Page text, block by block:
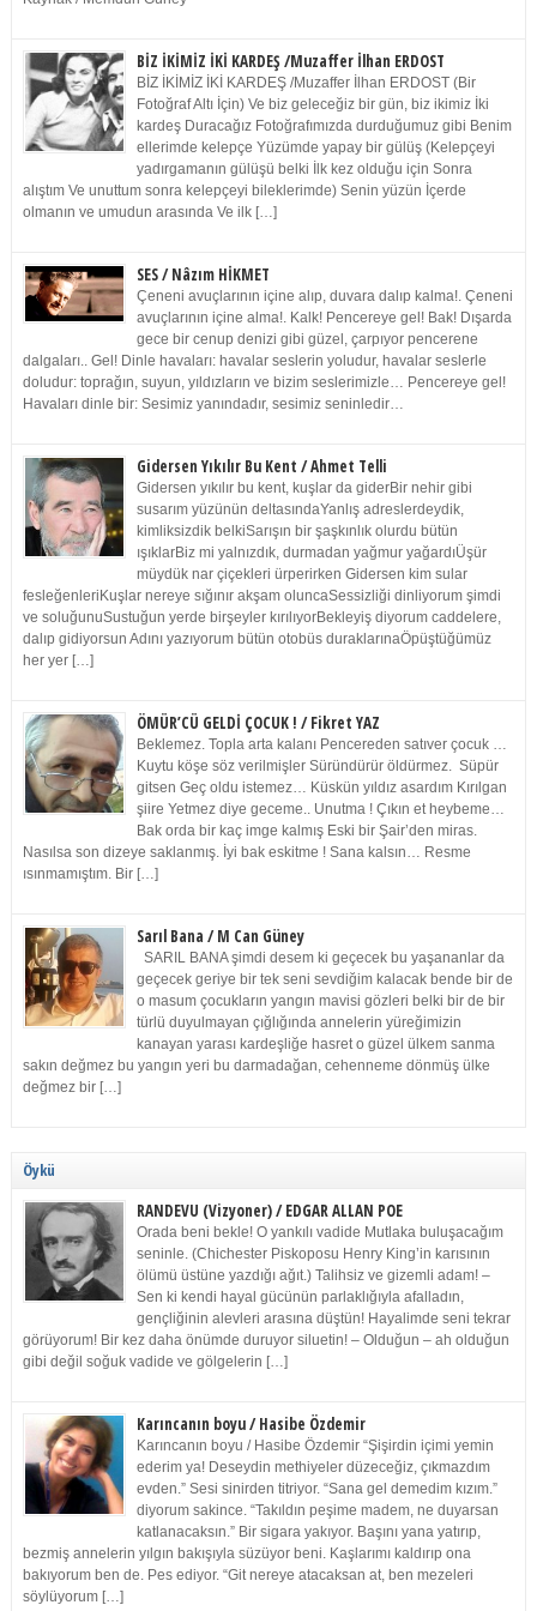
BİZ İKİMİZ İKİ KARDEŞ /Muzaffer İlhan ERDOST
BİZ İKİMİZ İKİ KARDEŞ /Muzaffer İlhan ERDOST (Bir
Fotoğraf Altı İçin) Ve biz geleceğiz bir gün, biz ikimiz İki
kardeş Duracağız Fotoğrafımızda durduğumuz gibi Benim
ellerimde kelepçe Yüzümde yapay bir gülüş (Kelepçeyi
yadırgamanın gülüşü belki İlk kez olduğu için Sonra
alıştım Ve unuttum sonra kelepçeyi bileklerimde) Senin yüzün İçerde
olmanın ve umudun arasında Ve ilk […]
SES / Nâzım HİKMET
Çeneni avuçlarının içine alıp, duvara dalıp kalma!. Çeneni
avuçlarının içine alma!. Kalk! Pencereye gel! Bak! Dışarda
gece bir cenup denizi gibi güzel, çarpıyor pencerene
dalgaları.. Gel! Dinle havaları: havalar seslerin yoludur, havalar seslerle
doludur: toprağın, suyun, yıldızların ve bizim seslerimizle… Pencereye gel!
Havaları dinle bir: Sesimiz yanındadır, sesimiz seninledir…
Gidersen Yıkılır Bu Kent / Ahmet Telli
Gidersen yıkılır bu kent, kuşlar da giderBir nehir gibi
susarım yüzünün deltasındaYanlış adreslerdeydik,
kimliksizdik belkiSarışın bir şaşkınlık olurdu bütün
ışıklarBiz mi yalnızdık, durmadan yağmur yağardıÜşür
müydük nar çiçekleri ürperirken Gidersen kim sular
fesleğenleriKuşlar nereye sığınır akşam oluncaSessizliği dinliyorum şimdi
ve soluğunuSustuğun yerde birşeyler kırılıyorBekleyiş diyorum caddelere,
dalıp gidiyorsun Adını yazıyorum bütün otobüs duraklarınaÖpüştüğümüz
her yer […]
ÖMÜR’CÜ GELDİ ÇOCUK ! / Fikret YAZ
Beklemez. Topla arta kalanı Pencereden satıver çocuk …
Kuytu köşe söz verilmişler Süründürür öldürmez. Süpür
gitsen Geç oldu istemez… Küskün yıldız asardım Kırılgan
şiire Yetmez diye geceme.. Unutma ! Çıkın et heybeme…
Bak orda bir kaç imge kalmış Eski bir Şair’den miras.
Nasılsa son dizeye saklanmış. İyi bak eskitme ! Sana kalsın… Resme
ısınmamıştım. Bir […]
Sarıl Bana / M Can Güney
SARIL BANA şimdi desem ki geçecek bu yaşananlar da
geçecek geriye bir tek seni sevdiğim kalacak bende bir de
o masum çocukların yangın mavisi gözleri belki bir de bir
türlü duyulmayan çığlığında annelerin yüreğimizin
kanayan yarası kardeşliğe hasret o güzel ülkem sanma
sakın değmez bu yangın yeri bu darmadağan, cehenneme dönmüş ülke
değmez bir […]
Öykü
RANDEVU (Vizyoner) / EDGAR ALLAN POE
Orada beni bekle! O yankılı vadide Mutlaka buluşacağım
seninle. (Chichester Piskoposu Henry King’in karısının
ölümü üstüne yazdığı ağıt.) Talihsiz ve gizemli adam! –
Sen ki kendi hayal gücünün parlaklığıyla afalladın,
gençliğinin alevleri arasına düştün! Hayalimde seni tekrar
görüyorum! Bir kez daha önümde duruyor siluetin! – Olduğun – ah olduğun
gibi değil soğuk vadide ve gölgelerin […]
Karıncanın boyu / Hasibe Özdemir
Karıncanın boyu / Hasibe Özdemir “Şişirdin içimi yemin
ederim ya! Deseydin methiyeler düzeceğiz, çıkmazdım
evden.” Sesi sinirden titriyor. “Sana gel demedim kızım.”
diyorum sakince. “Takıldın peşime madem, ne duyarsan
katlanacaksın.” Bir sigara yakıyor. Başını yana yatırıp,
bezmiş annelerin yılgın bakışıyla süzüyor beni. Kaşlarımı kaldırıp ona
bakıyorum ben de. Pes ediyor. “Git nereye atacaksan at, ben mezeleri
söylüyorum […]